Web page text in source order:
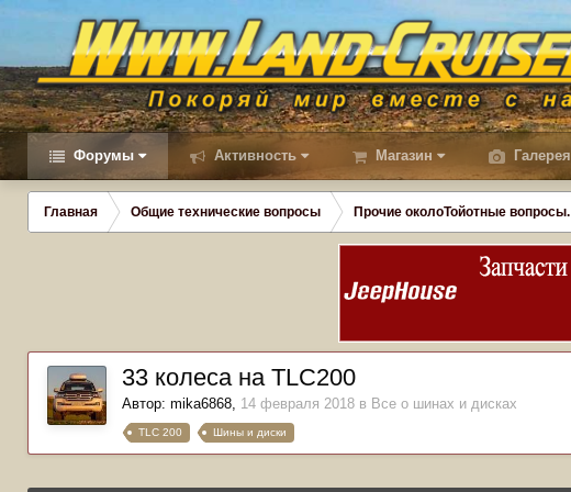
Форумы Активность Магазин Галерея
Главная Общие технические вопросы Прочие околоТойотные вопросы.
33 колеса на TLC200
Автор: mika6868, 14 февраля 2018 в Все о шинах и дисках
TLC 200 Шины и диски